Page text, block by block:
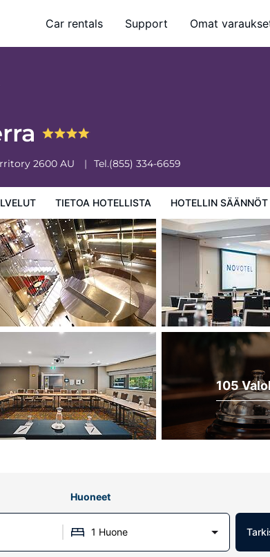
Car rentals Support Omat
2600 AU Tel.(855) 334-6659
TIETOA HOTELLISTA HOTELLIN SÄÄNNÖT
105
Huoneet
1 Huone